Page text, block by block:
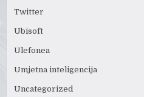
Twitter
Ubisoft
Ulefonea
Umjetna inteligencija
Uncategorized